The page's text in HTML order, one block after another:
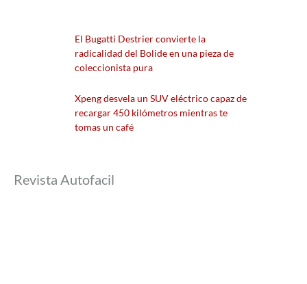
El Bugatti Destrier convierte la
radicalidad del Bolide en una pieza de
coleccionista pura
Xpeng desvela un SUV eléctrico capaz de
recargar 450 kilómetros mientras te
tomas un café
Revista Autofacil